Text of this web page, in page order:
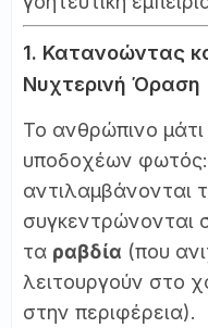
1. Κατανοώντας
Νυχτερινή Όραση
Το ανθρώπινο μάτι
υποδοχέων
αντιλαμβάνονται
συγκεντρώνονται
τα ραβδία (που
λειτουργούν στο
στην περιφέρεια).